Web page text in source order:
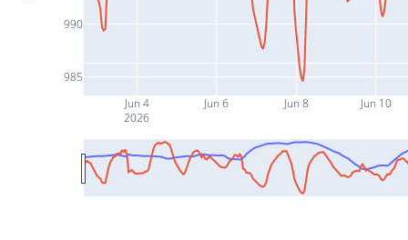
Jun 4
2026
Jun 6 Jun 8 Jun 10
985
990